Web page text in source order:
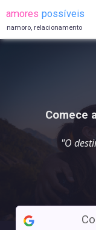
amores possíveis
namoro, relacionamento
Comece
"O